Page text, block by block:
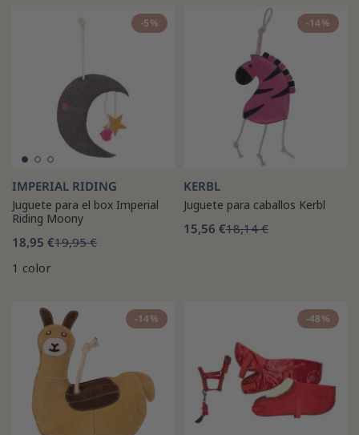
-5%
IMPERIAL RIDING
Juguete para el box Imperial
Riding Moony
18,95 €19,95 €
1 color
-14%
KERBL
Juguete para caballos Kerbl
15,56 €18,14 €
-14% -48%